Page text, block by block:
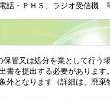
話・ＰＨＳ、ラジオ受信機
管又は処分を業として行う
書を提出する必要があります。
外となります（詳細は、廃棄